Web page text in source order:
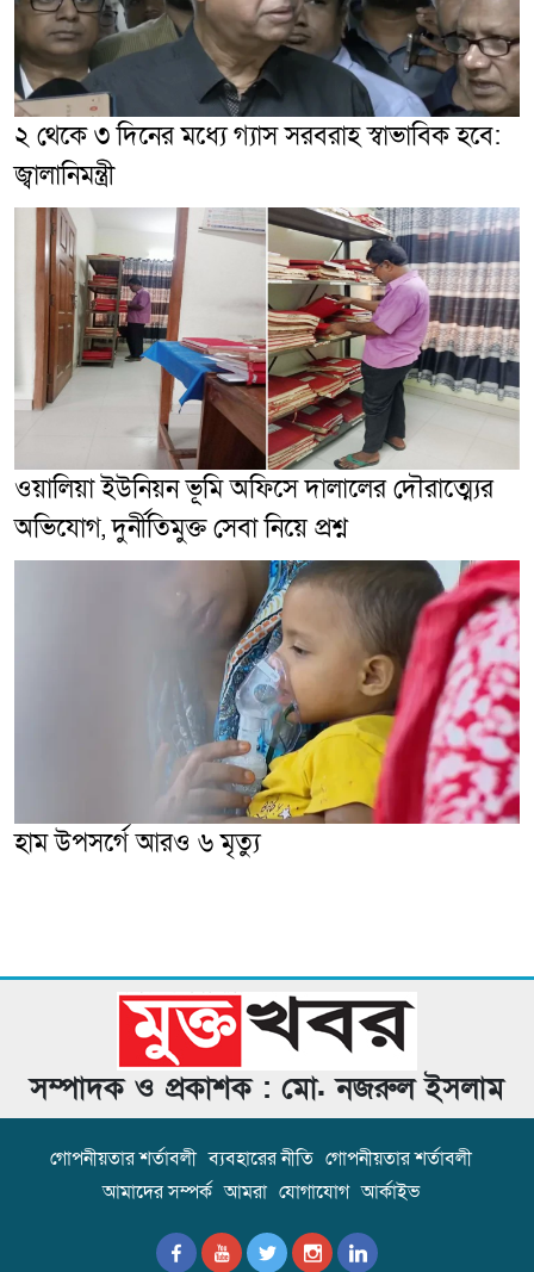
২ থেকে ৩ দিনের মধ্যে গ্যাস সরবরাহ স্বাভাবিক হবে:
জ্বালানিমন্ত্রী
ওয়ালিয়া ইউনিয়ন ভূমি অফিসে দালালের দৌরাত্ম্যের
অভিযোগ, দুর্নীতিমুক্ত সেবা নিয়ে প্রশ্ন
হাম উপসর্গে আরও ৬ মৃত্যু
সম্পাদক ও প্রকাশক : মো. নজরুল ইসলাম
গোপনীয়তার শর্তাবলী ব্যবহারের নীতি গোপনীয়তার শর্তাবলী
আমাদের সম্পর্ক আমরা যোগাযোগ আর্কাইভ